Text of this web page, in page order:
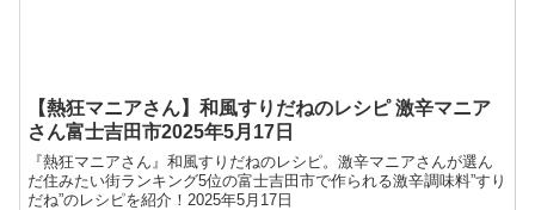
【熱狂マニアさん】和風すりだねのレシピ 激辛マニア
さん富士吉田市2025年5月17日
『熱狂マニアさん』和風すりだねのレシピ。激辛マニアさんが選ん
だ住みたい街ランキング5位の富士吉田市で作られる激辛調味料”すり
だね”のレシピを紹介！2025年5月17日